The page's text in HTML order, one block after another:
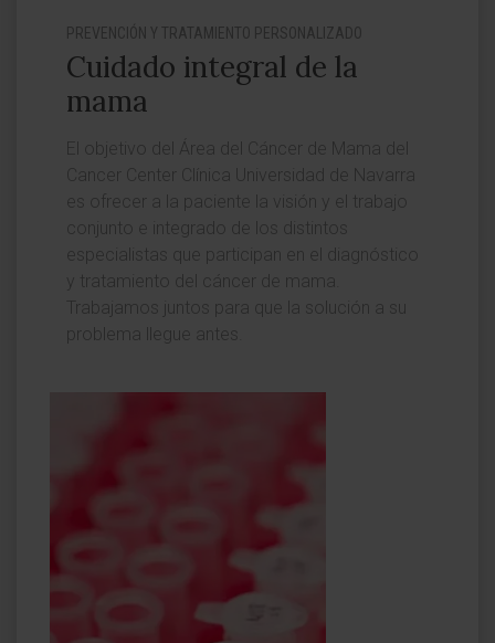
PREVENCIÓN Y TRATAMIENTO PERSONALIZADO
Cuidado integral de la
mama
El objetivo del Área del Cáncer de Mama del
Cancer Center Clínica Universidad de Navarra
es ofrecer a la paciente la visión y el trabajo
conjunto e integrado de los distintos
especialistas que participan en el diagnóstico
y tratamiento del cáncer de mama.
Trabajamos juntos para que la solución a su
problema llegue antes.